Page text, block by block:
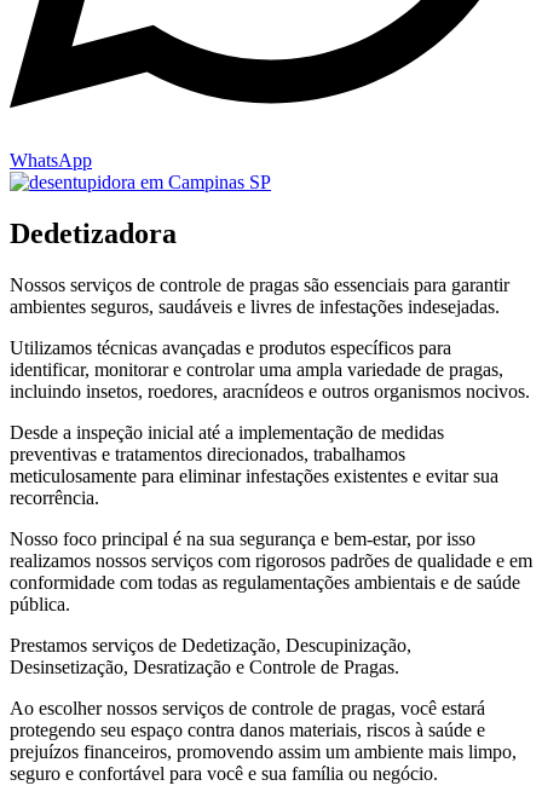
WhatsApp
Dedetizadora
Nossos serviços de controle de pragas são essenciais para garantir
ambientes seguros, saudáveis e livres de infestações indesejadas.
Utilizamos técnicas avançadas e produtos específicos para
identificar, monitorar e controlar uma ampla variedade de pragas,
incluindo insetos, roedores, aracnídeos e outros organismos nocivos.
Desde a inspeção inicial até a implementação de medidas
preventivas e tratamentos direcionados, trabalhamos
meticulosamente para eliminar infestações existentes e evitar sua
recorrência.
Nosso foco principal é na sua segurança e bem-estar, por isso
realizamos nossos serviços com rigorosos padrões de qualidade e em
conformidade com todas as regulamentações ambientais e de saúde
pública.
Prestamos serviços de Dedetização, Descupinização,
Desinsetização, Desratização e Controle de Pragas.
Ao escolher nossos serviços de controle de pragas, você estará
protegendo seu espaço contra danos materiais, riscos à saúde e
prejuízos financeiros, promovendo assim um ambiente mais limpo,
seguro e confortável para você e sua família ou negócio.